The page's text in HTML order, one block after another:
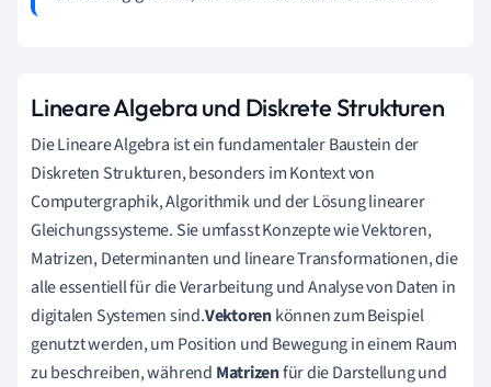
Lineare Algebra und Diskrete Strukturen
Die Lineare Algebra ist ein fundamentaler Baustein der
Diskreten Strukturen, besonders im Kontext von
Computergraphik, Algorithmik und der Lösung linearer
Gleichungssysteme. Sie umfasst Konzepte wie Vektoren,
Matrizen, Determinanten und lineare Transformationen, die
alle essentiell für die Verarbeitung und Analyse von Daten in
digitalen Systemen sind.Vektorenkönnen zum Beispiel
genutzt werden, um Position und Bewegung in einem Raum
zu beschreiben, während Matrizenfür die Darstellung und